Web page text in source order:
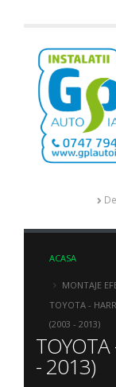
ACASA
MONTAJE
TOYOTA -
(2003 - 2013)
TOYOTA
- 2013)